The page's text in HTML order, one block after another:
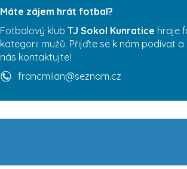
Máte zájem hrát fotbal?
Fotbalový klub TJ Sokol Kunratice hraje
kategorii mužů. Přijďte se k nám podívat
nás kontaktujte!
francmilan@seznam.cz